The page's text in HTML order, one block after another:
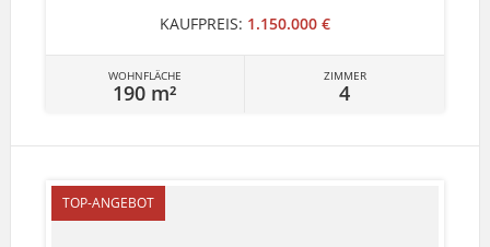
KAUFPREIS: 1.150.000 €
WOHNFLÄCHE
190 m²
ZIMMER
4
TOP-ANGEBOT